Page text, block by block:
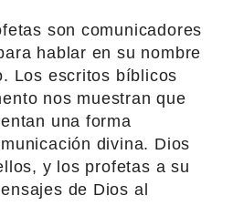
son comunicadores
hablar en su nombre
Los escritos bíblicos
nos muestran que
una forma
divina. Dios
y los profetas a su
de Dios al